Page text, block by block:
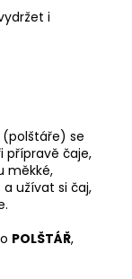
i
se
přípravě čaje,
měkké,
užívat si čaj,
POLŠTÁŘ,